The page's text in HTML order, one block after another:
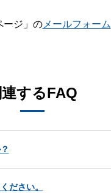
ージ」のメールフォーム
連するFAQ
ださい。